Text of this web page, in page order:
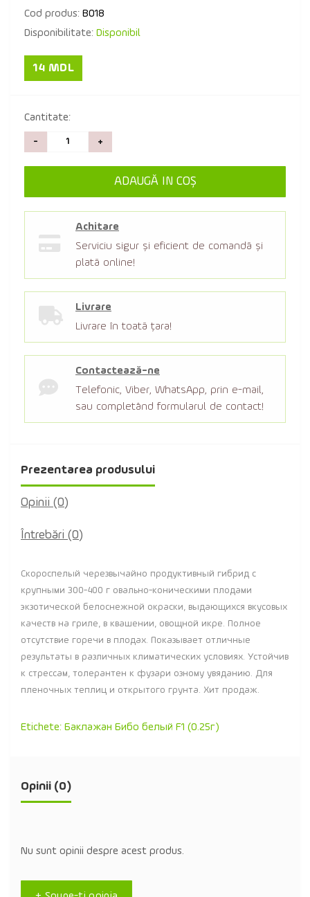
Cod produs: B018
Disponibilitate: Disponibil
14 MDL
Cantitate:
- +
ADAUGĂ IN COŞ
Achitare
Serviciu sigur şi eficient de comandă şi
plată online!
Livrare
Livrare în toată țara!
Contactează-ne
Telefonic, Viber, WhatsApp, prin e-mail,
sau completând formularul de contact!
Prezentarea produsului
Opinii (0)
Întrebări (0)
Скороспелый черезвычайно продуктивный гибрид с
крупными 300-400 г овально-коническими плодами
экзотической белоснежной окраски, выдающихся вкусовых
качеств на гриле, в квашении, овощной икре. Полное
отсутствие горечи в плодах. Показывает отличные
результаты в различных климатических условиях. Устойчив
к стрессам, толерантен к фузари озному увяданию. Для
пленочных теплиц и открытого грунта. Хит продаж.
Etichete: Баклажан Бибо белый F1 (0.25г)
Opinii (0)
Nu sunt opinii despre acest produs.